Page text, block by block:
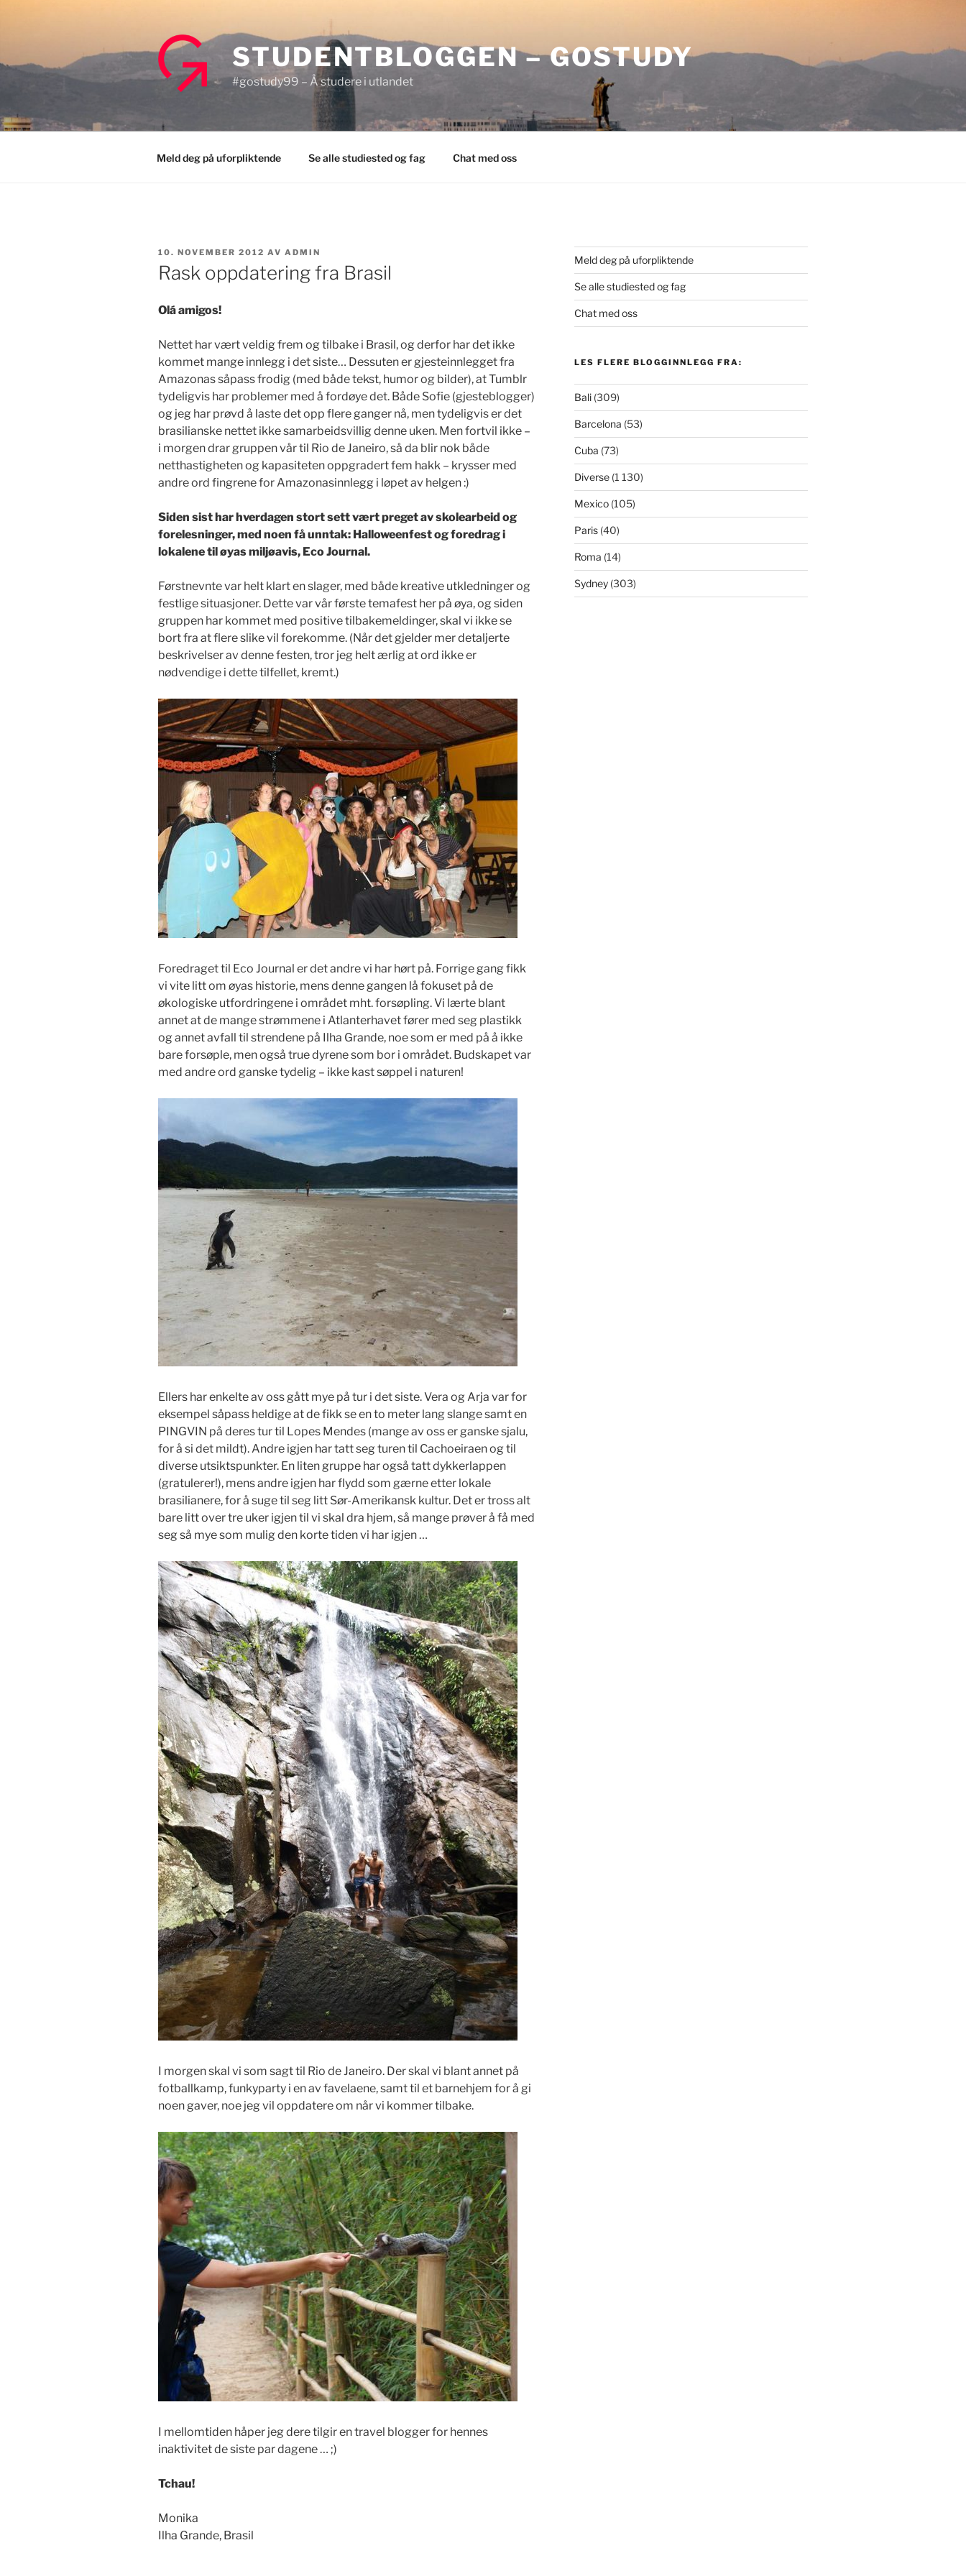
STUDENTBLOGGEN – GOSTUDY
#gostudy99 – Å studere i utlandet
Meld deg på uforpliktende Se alle studiested og fag Chat med oss
PUBLISERT
10. NOVEMBER 2012 AV ADMIN
Rask oppdatering fra Brasil
Olá amigos!
Nettet har vært veldig frem og tilbake i Brasil, og derfor har det ikke
kommet mange innlegg i det siste… Dessuten er gjesteinnlegget fra
Amazonas såpass frodig (med både tekst, humor og bilder), at Tumblr
tydeligvis har problemer med å fordøye det. Både Sofie (gjesteblogger)
og jeg har prøvd å laste det opp flere ganger nå, men tydeligvis er det
brasilianske nettet ikke samarbeidsvillig denne uken. Men fortvil ikke –
i morgen drar gruppen vår til Rio de Janeiro, så da blir nok både
netthastigheten og kapasiteten oppgradert fem hakk – krysser med
andre ord fingrene for Amazonasinnlegg i løpet av helgen :)
Siden sist har hverdagen stort sett vært preget av skolearbeid og
forelesninger, med noen få unntak: Halloweenfest og foredrag i
lokalene til øyas miljøavis, Eco Journal.
Førstnevnte var helt klart en slager, med både kreative utkledninger og
festlige situasjoner. Dette var vår første temafest her på øya, og siden
gruppen har kommet med positive tilbakemeldinger, skal vi ikke se
bort fra at flere slike vil forekomme. (Når det gjelder mer detaljerte
beskrivelser av denne festen, tror jeg helt ærlig at ord ikke er
nødvendige i dette tilfellet, kremt.)
Foredraget til Eco Journal er det andre vi har hørt på. Forrige gang fikk
vi vite litt om øyas historie, mens denne gangen lå fokuset på de
økologiske utfordringene i området mht. forsøpling. Vi lærte blant
annet at de mange strømmene i Atlanterhavet fører med seg plastikk
og annet avfall til strendene på Ilha Grande, noe som er med på å ikke
bare forsøple, men også true dyrene som bor i området. Budskapet var
med andre ord ganske tydelig – ikke kast søppel i naturen!
Ellers har enkelte av oss gått mye på tur i det siste. Vera og Arja var for
eksempel såpass heldige at de fikk se en to meter lang slange samt en
PINGVIN på deres tur til Lopes Mendes (mange av oss er ganske sjalu,
for å si det mildt). Andre igjen har tatt seg turen til Cachoeiraen og til
diverse utsiktspunkter. En liten gruppe har også tatt dykkerlappen
(gratulerer!), mens andre igjen har flydd som gærne etter lokale
brasilianere, for å suge til seg litt Sør-Amerikansk kultur. Det er tross alt
bare litt over tre uker igjen til vi skal dra hjem, så mange prøver å få med
seg så mye som mulig den korte tiden vi har igjen …
I morgen skal vi som sagt til Rio de Janeiro. Der skal vi blant annet på
fotballkamp, funkyparty i en av favelaene, samt til et barnehjem for å gi
noen gaver, noe jeg vil oppdatere om når vi kommer tilbake.
I mellomtiden håper jeg dere tilgir en travel blogger for hennes
inaktivitet de siste par dagene … ;)
Tchau!
Monika
Ilha Grande, Brasil
Meld deg på uforpliktende
Se alle studiested og fag
Chat med oss
LES FLERE BLOGGINNLEGG FRA:
Bali(309)
Barcelona (53)
Cuba (73)
Diverse(1 130)
Mexico(105)
Paris(40)
Roma (14)
Sydney(303)